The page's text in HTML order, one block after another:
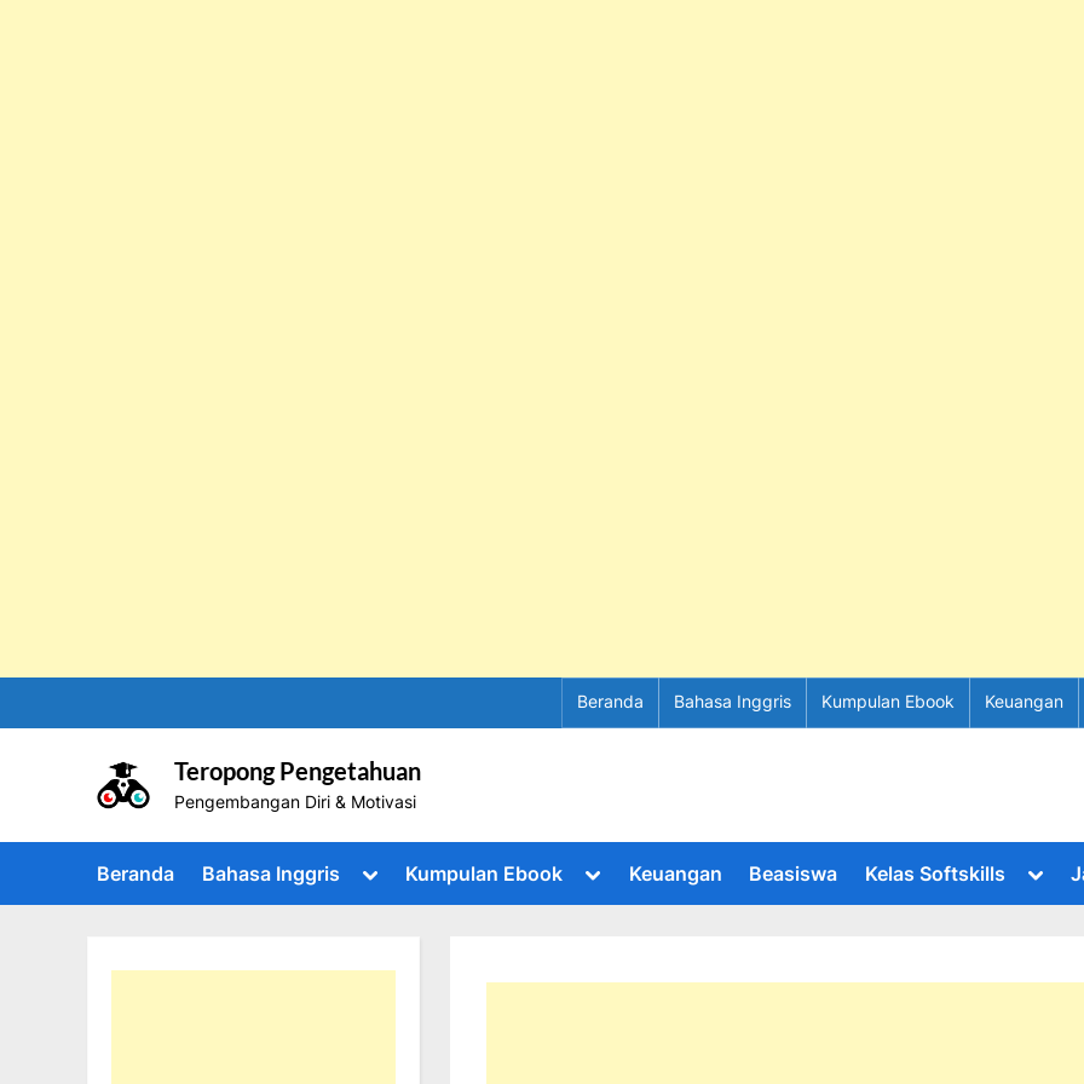
to
Beranda Bahasa Inggris Kumpulan Ebook Keuangan
Teropong Pengetahuan
Pengembangan Diri & Motivasi
Beranda Bahasa Inggris
Toggle
menu
Kumpulan Ebook
Toggle
menu
Keuangan Beasiswa Kelas Softskills
menu